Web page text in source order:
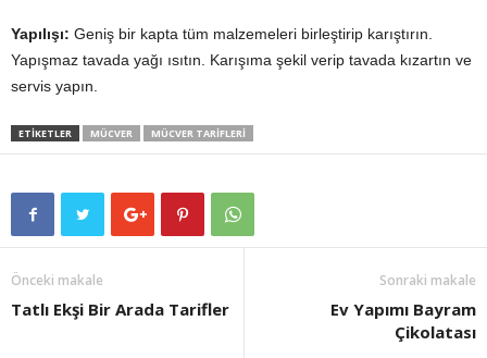
Yapılışı: Geniş bir kapta tüm malzemeleri birleştirip karıştırın.
Yapışmaz tavada yağı ısıtın. Karışıma şekil verip tavada kızartın ve
servis yapın.
ETİKETLER MÜCVER MÜCVER TARIFLERI
Önceki makale
Tatlı Ekşi Bir Arada Tarifler
Sonraki makale
Ev Yapımı Bayram
Çikolatası